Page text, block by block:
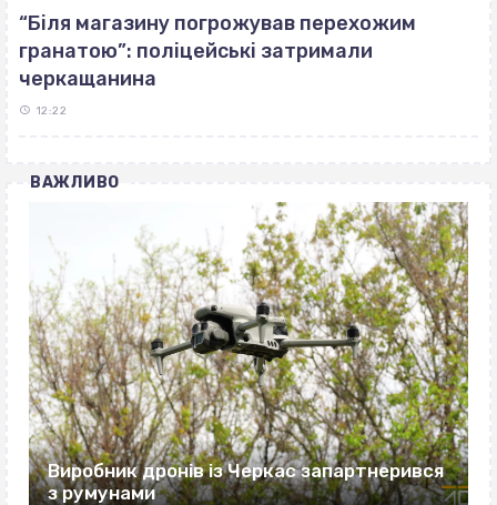
“Біля магазину погрожував перехожим
гранатою”: поліцейські затримали
черкащанина
12:22
ВАЖЛИВО
Виробник дронів із Черкас запартнерився
з румунами